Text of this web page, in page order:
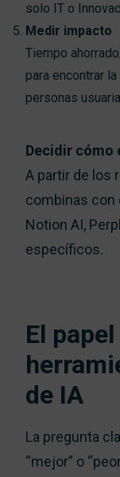
solo IT o
Medir impacto
Tiempo
para encontrar
personas
Decidir cómo
A partir de los
combinas con
Notion AI,
específicos.
El
de IA
La pregunta
“mejor” o